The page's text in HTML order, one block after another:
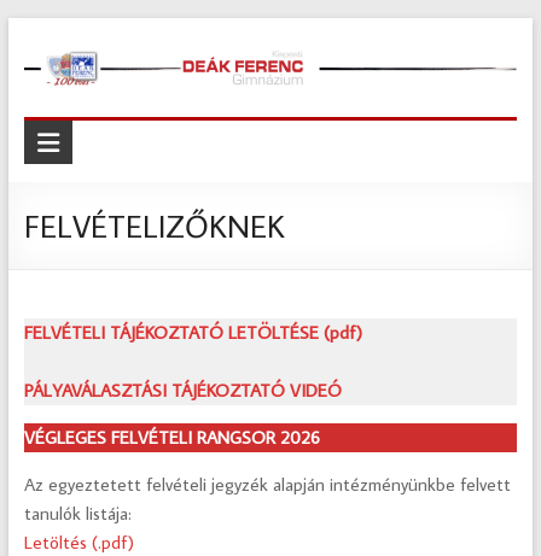
Kispesti
Ferenc
Deák
Gimnázium
FELVÉTELIZŐKNEK
FELVÉTELI TÁJÉKOZTATÓ LETÖLTÉSE (pdf)
PÁLYAVÁLASZTÁSI TÁJÉKOZTATÓ VIDEÓ
VÉGLEGES FELVÉTELI RANGSOR 2026
Az egyeztetett felvételi jegyzék alapján intézményünkbe felvett
tanulók listája:
Letöltés (.pdf)